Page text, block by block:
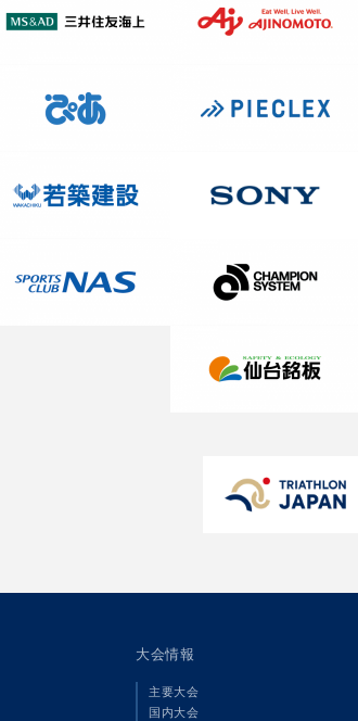
大会情報
主要大会
国内大会